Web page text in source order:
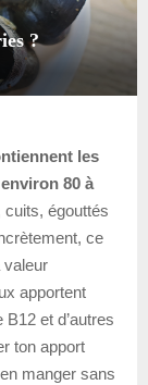
?
les
environ 80 à
cuits, égouttés
ce
valeur
apportent
et d’autres
ton apport
manger sans